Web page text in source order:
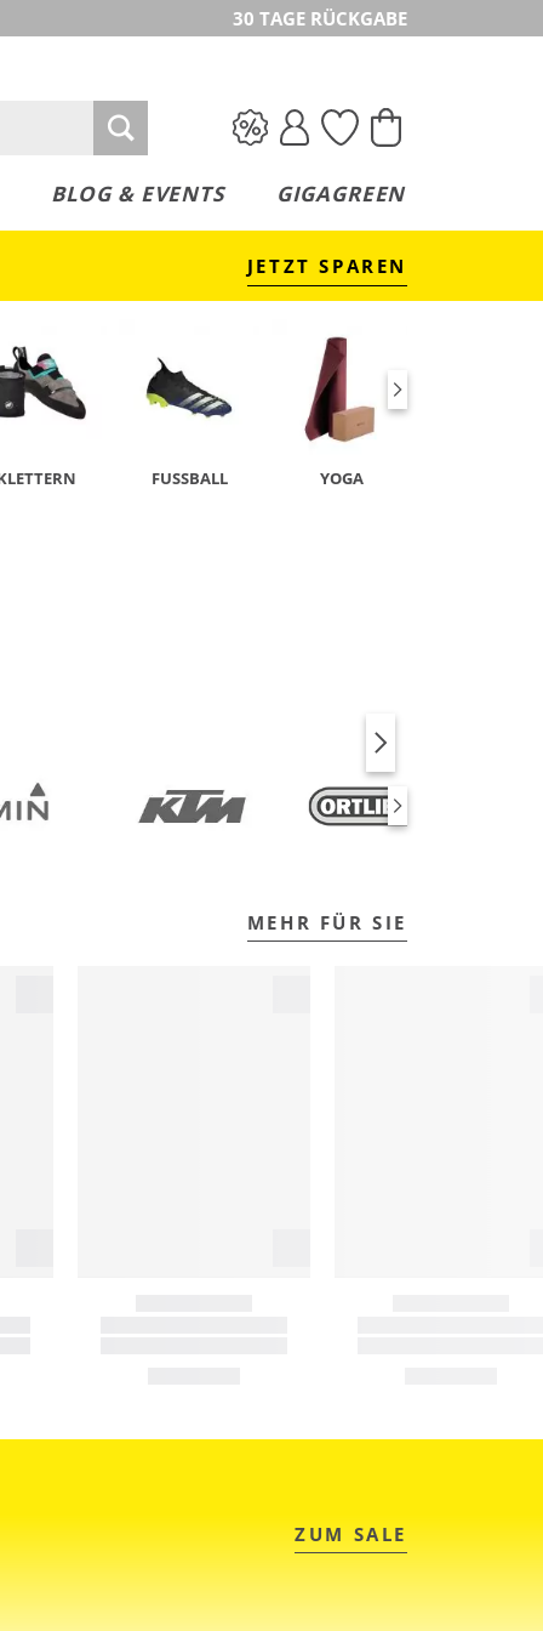
30 TAGE RÜCKGABE
BLOG & EVENTS GIGAGREEN
JETZT SPAREN
FUSSBALL YOGA
MEHR FÜR SIE
ZUM SALE